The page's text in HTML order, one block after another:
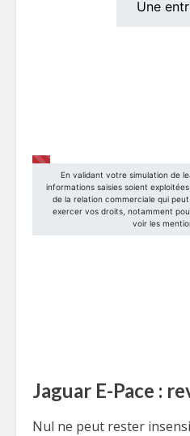
Jaguar E-Pace :
Nul ne peut rester